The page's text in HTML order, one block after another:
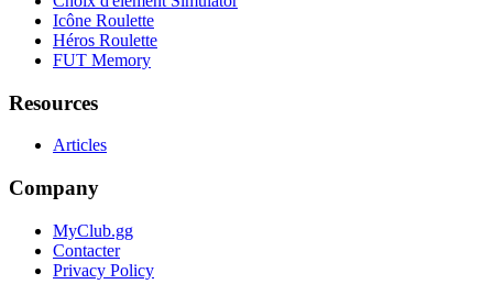
Icône Roulette
Héros Roulette
FUT Memory
Resources
Articles
Company
MyClub.gg
Contacter
Privacy Policy